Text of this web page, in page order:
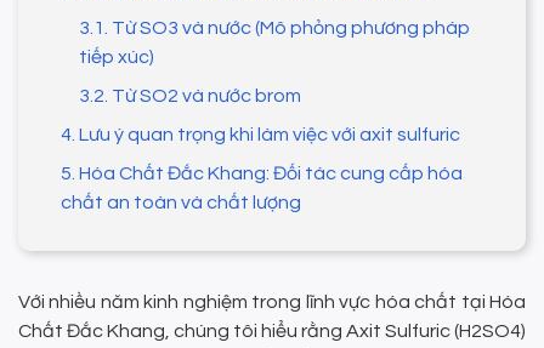
3.1. Từ SO3 và nước (Mô phỏng phương pháp
tiếp xúc)
3.2. Từ SO2 và nước brom
4. Lưu ý quan trọng khi làm việc với axit sulfuric
5. Hóa Chất Đắc Khang: Đối tác cung cấp hóa
chất an toàn và chất lượng
Với nhiều năm kinh nghiệm trong lĩnh vực hóa chất tại Hóa
Chất Đắc Khang, chúng tôi hiểu rằng Axit Sulfuric (H2SO4)